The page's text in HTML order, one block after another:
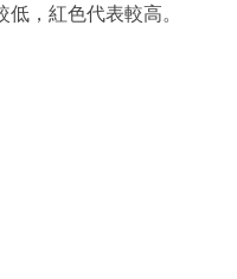
，紅色代表較高。